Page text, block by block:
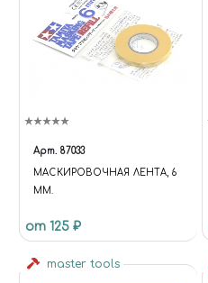
Арт. 87033
МАСКИРОВОЧНАЯ ЛЕНТА, 6
ММ.
от 125 ₽
master tools